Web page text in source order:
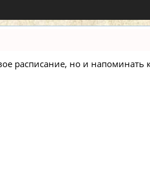
расписание, но и напоминать